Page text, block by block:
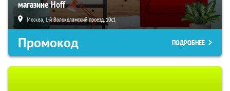
магазине Hoff
Москва, 1-й Волоколамский проезд, 10с1
Промокод ПОДРОБНЕЕ